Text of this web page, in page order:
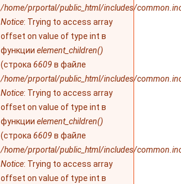
/home/prportal/public_html/includes/
Notice: Trying to access array
offset on value of type int в
функции element_children()
(строка 6609 в файле
/home/prportal/public_html/includes/
Notice: Trying to access array
offset on value of type int в
функции element_children()
(строка 6609 в файле
/home/prportal/public_html/includes/
Notice: Trying to access array
offset on value of type int в